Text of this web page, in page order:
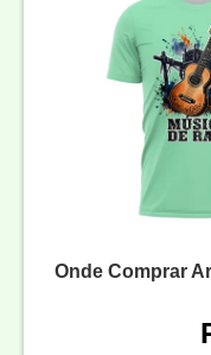
Onde Comprar